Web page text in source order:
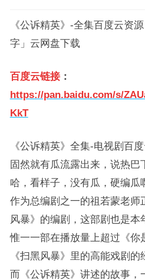
《公诉精英》-全集百度云资
字」云网盘下载
百度云链接：
https://pan.baidu.com/s/
KkT
《公诉精英》全集-电视剧百
固然就有瓜流露出来，说热巴
哈，看样子，没有瓜，硬编瓜
作为总编剧之一的祖若蒙老师
风暴》的编剧，这部剧也是本
惟一一部在播放量上超过《你
《扫黑风暴》里的高能戏剧的
而《公诉精英》讲述的故事，